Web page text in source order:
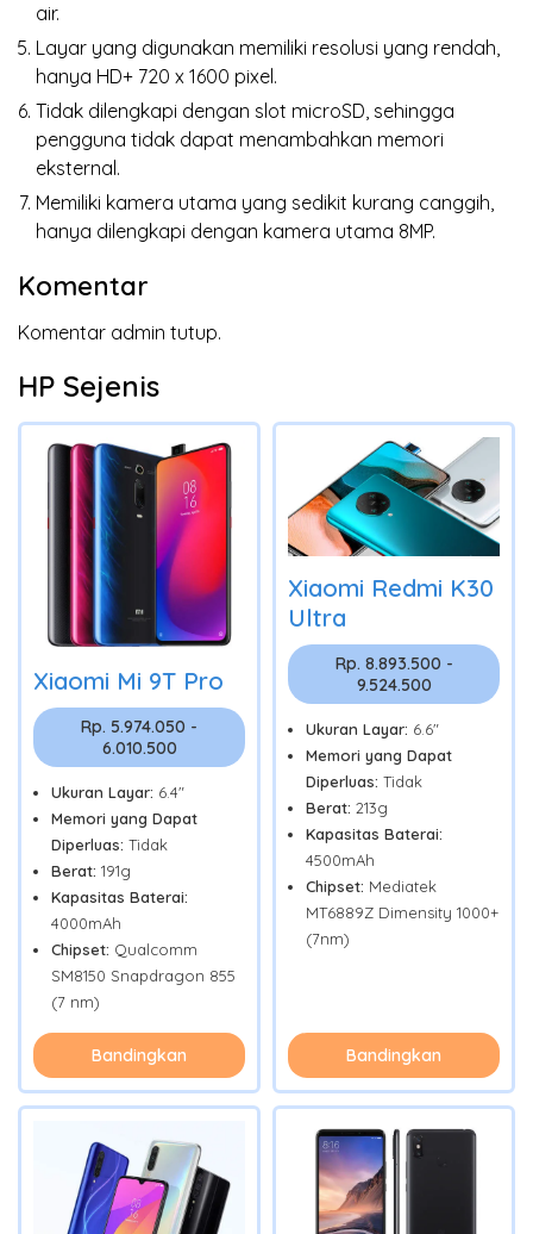
air.
Layar yang digunakan memiliki resolusi yang rendah,
hanya HD+ 720 x 1600 pixel.
Tidak dilengkapi dengan slot microSD, sehingga
pengguna tidak dapat menambahkan memori
eksternal.
Memiliki kamera utama yang sedikit kurang canggih,
hanya dilengkapi dengan kamera utama 8MP.
Komentar
Komentar admin tutup.
HP Sejenis
Xiaomi Mi 9T Pro
Rp. 5.974.050 -
6.010.500
Ukuran Layar: 6.4"
Memori yang Dapat
Diperluas: Tidak
Berat: 191g
Kapasitas Baterai:
4000mAh
Chipset: Qualcomm
SM8150 Snapdragon 855
(7 nm)
Bandingkan
Xiaomi Redmi K30
Ultra
Rp. 8.893.500 -
9.524.500
Ukuran Layar: 6.6"
Memori yang Dapat
Diperluas: Tidak
Berat: 213g
Kapasitas Baterai:
4500mAh
Chipset: Mediatek
MT6889Z Dimensity 1000+
(7nm)
Bandingkan